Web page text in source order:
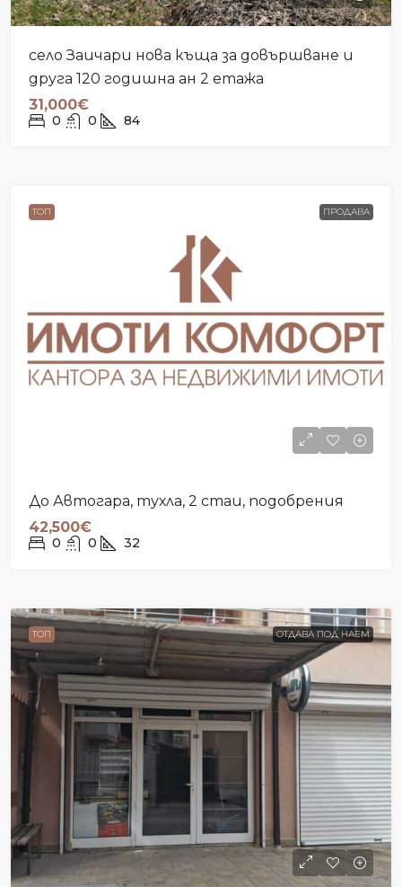
село Заичари нова къща за довършване и
друга 120 годишна ан 2 етажа
31,000€
0 0 84
ТОП ПРОДАВА
До Автогара, тухла, 2 стаи, подобрения
42,500€
0 0 32
ТОП ОТДАВА ПОД НАЕМ